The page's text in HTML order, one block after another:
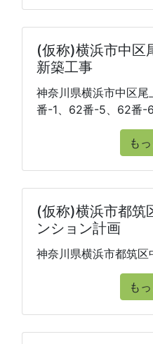
(仮称)横浜市中区
新築工事
神奈川県横浜市中区
番-1、62番-5、62番-6
も
(仮称)横浜市都筑
ンション計画
神奈川県横浜市都筑
も